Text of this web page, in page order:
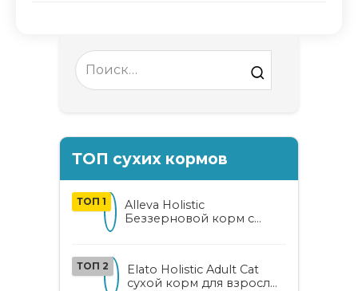
Search
for:
ТОП сухих кормов
ТОП 1
Alleva Holistic
Беззерновой корм с
ТОП 2
Elato Holistic Adult Cat
сухой корм для взрослых